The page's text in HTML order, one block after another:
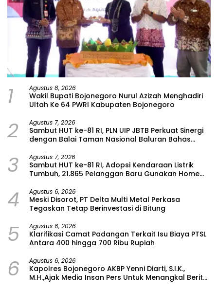
1 Agustus 8, 2026
Wakil Bupati Bojonegoro Nurul Azizah Menghadiri
Ultah Ke 64 PWRI Kabupaten Bojonegoro
2 Agustus 7, 2026
Sambut HUT ke-81 RI, PLN UIP JBTB Perkuat Sinergi
dengan Balai Taman Nasional Baluran Bahas
Watudodol/Kalipuro
3 Agustus 7, 2026
Sambut HUT ke-81 RI, Adopsi Kendaraan Listrik
Tumbuh, 21.865 Pelanggan Baru Gunakan Home
4 Agustus 6, 2026
Meski Disorot, PT Delta Multi Metal Perkasa
Tegaskan Tetap Berinvestasi di Bitung
5 Agustus 6, 2026
Klarifikasi Camat Padangan Terkait Isu Biaya PTSL
Antara 400 hingga 700 Ribu Rupiah
6 Agustus 6, 2026
Kapolres Bojonegoro AKBP Yenni Diarti, S.I.K.,
M.H.,Ajak Media Insan Pers Untuk Menangkal Berita